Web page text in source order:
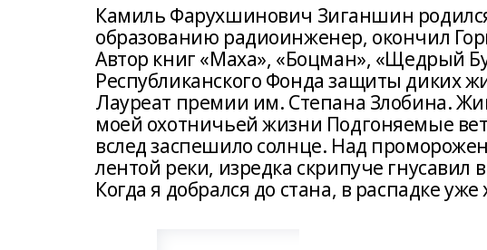
Камиль Фарухшинович Зиганшин
образованию радиоинженер, окончил
Автор книг «Маха», «Боцман», «Щедрый
Республиканского Фонда защиты диких
Лауреат премии им. Степана Злобина.
моей охотничьей жизни Подгоняемые
вслед заспешило солнце. Над
лентой реки, изредка скрипуче
Когда я добрался до стана, в распадке